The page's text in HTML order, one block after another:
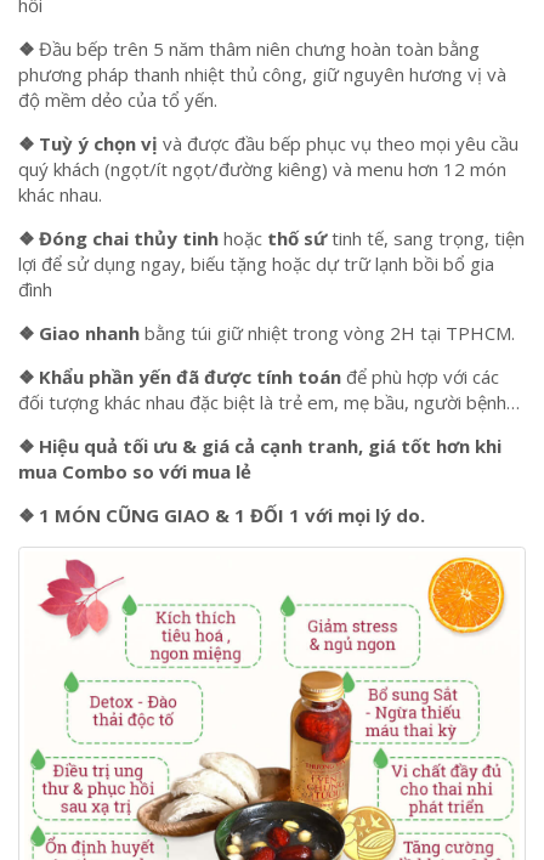
❖ Đầu bếp trên 5 năm thâm niên chưng hoàn toàn bằng
phương pháp thanh nhiệt thủ công, giữ nguyên hương vị và
độ mềm dẻo của tổ yến.
❖ Tuỳ ý chọn vị và được đầu bếp phục vụ theo mọi yêu cầu
quý khách (ngọt/ít ngọt/đường kiêng) và menu hơn 12 món
khác nhau.
❖ Đóng chai thủy tinh hoặc thố sứtinh tế, sang trọng, tiện
lợi để sử dụng ngay, biếu tặng hoặc dự trữ lạnh bồi bổ gia
đình
❖ Giao nhanh bằng túi giữ nhiệt trong vòng 2H tại TPHCM.
❖ Khẩu phần yến đã được tính toán để phù hợp với các
đối tượng khác nhau đặc biệt là trẻ em, mẹ bầu, người bệnh…
❖ Hiệu quả tối ưu & giá cả cạnh tranh, giá tốt hơn khi
mua Combo so với mua lẻ
❖ 1 MÓN CŨNG GIAO & 1 ĐỐI 1 với mọi lý do.